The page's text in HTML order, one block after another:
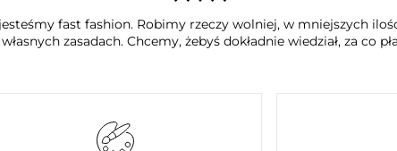
fast fashion. Robimy rzeczy wolniej, w mniejszych
zasadach. Chcemy, żebyś dokładnie wiedział, za co